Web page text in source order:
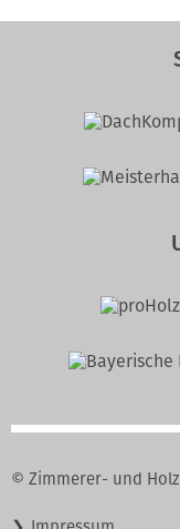
© Zimmerer- und